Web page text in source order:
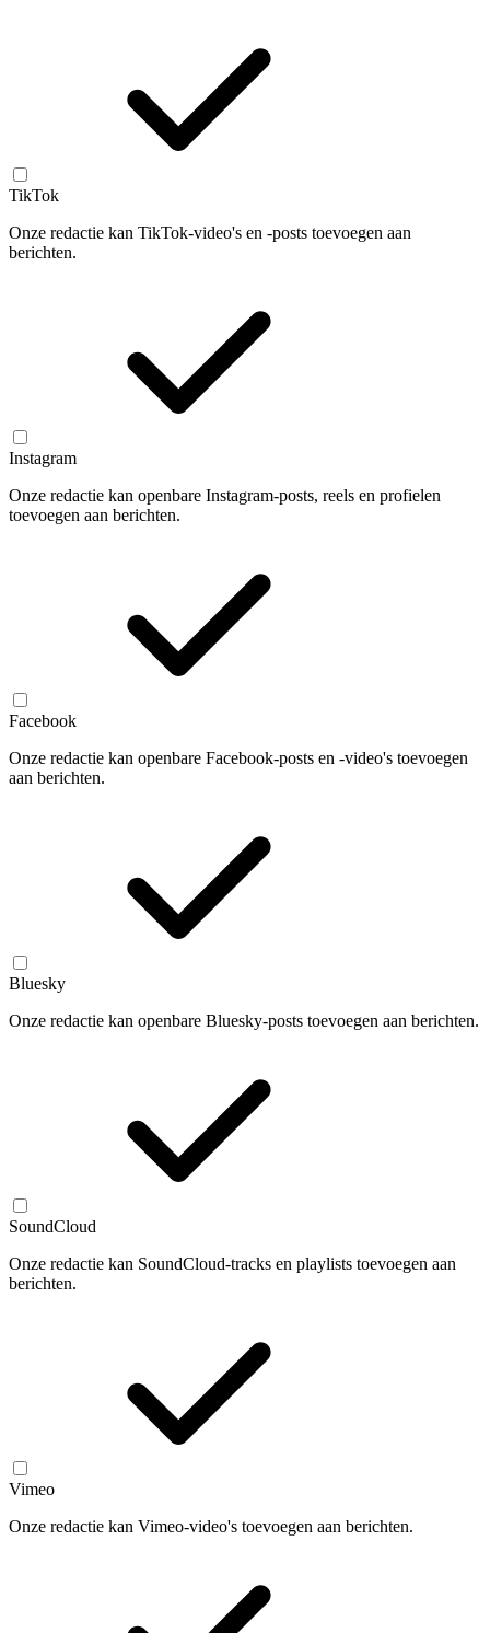
TikTok
Onze redactie kan TikTok-video's en -posts toevoegen aan
berichten.
Instagram
Onze redactie kan openbare Instagram-posts, reels en profielen
toevoegen aan berichten.
Facebook
Onze redactie kan openbare Facebook-posts en -video's toevoegen
aan berichten.
Bluesky
Onze redactie kan openbare Bluesky-posts toevoegen aan berichten.
SoundCloud
Onze redactie kan SoundCloud-tracks en playlists toevoegen aan
berichten.
Vimeo
Onze redactie kan Vimeo-video's toevoegen aan berichten.